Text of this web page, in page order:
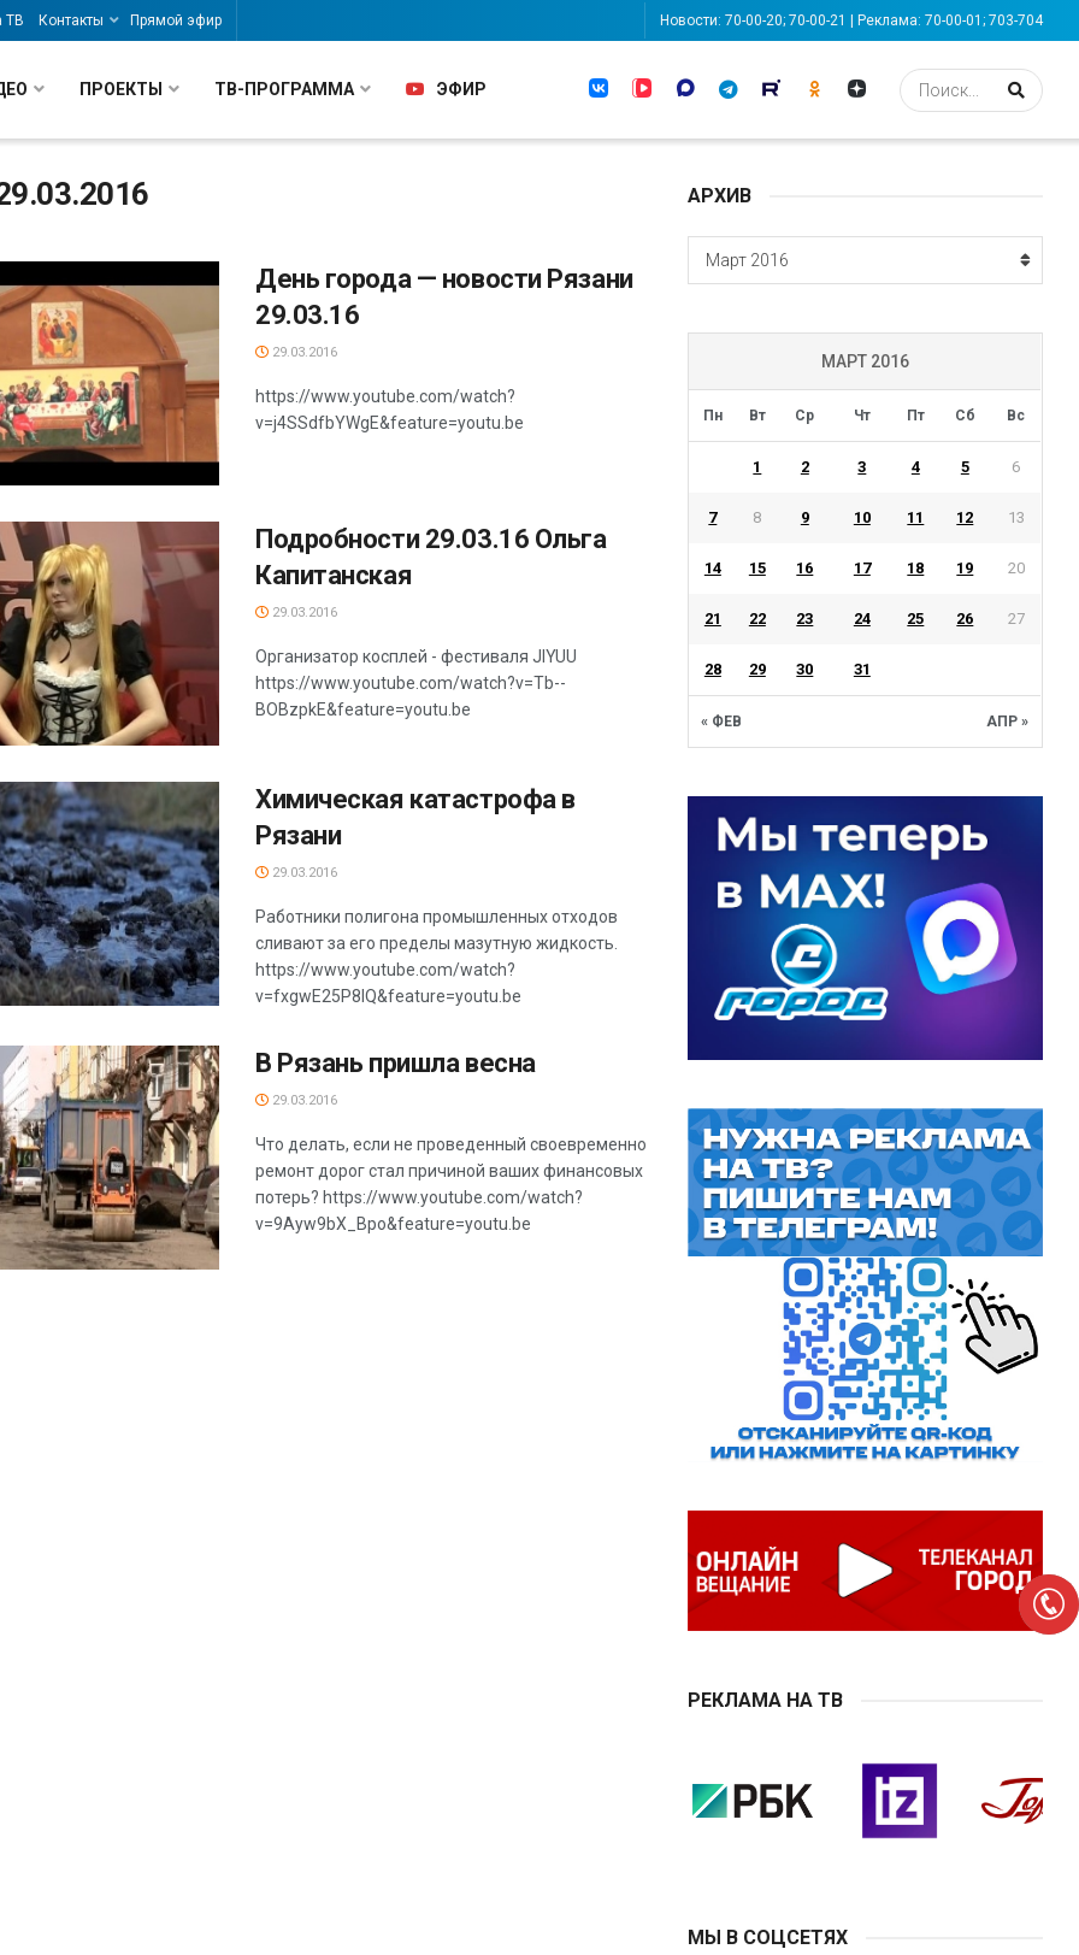
ТВ Контакты Прямой эфир Новости: 70-00-20; 70-00-21 | Реклама: 70-00-01; 703-704
ПРОЕКТЫ ТВ-ПРОГРАММА ЭФИР
День города — новости Рязани
29.03.16
29.03.2016
https://www.youtube.com/watch?
v=j4SSdfbYWgE&feature=youtu.be
Подробности 29.03.16 Ольга
Капитанская
29.03.2016
Организатор косплей - фестиваля JIYUU
https://www.youtube.com/watch?v=Tb--
BOBzpkE&feature=youtu.be
Химическая катастрофа в
Рязани
29.03.2016
Работники полигона промышленных отходов
сливают за его пределы мазутную жидкость.
https://www.youtube.com/watch?
v=fxgwE25P8IQ&feature=youtu.be
В Рязань пришла весна
29.03.2016
Что делать, если не проведенный своевременно
ремонт дорог стал причиной ваших финансовых
потерь? https://www.youtube.com/watch?
v=9Ayw9bX_Bpo&feature=youtu.be
АРХИВ
АРХИВ
Март 2016
МАРТ 2016
Пн Вт Ср Чт Пт Сб Вс
« ФЕВ АПР »
1 2 3 4 5 6
7 8 9 10 11 12 13
14 15 16 17 18 19 20
21 22 23 24 25 26 27
28 29 30 31
РЕКЛАМА НА ТВ
МЫ В СОЦСЕТЯХ